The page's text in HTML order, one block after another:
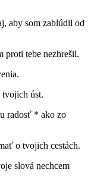
aby som zablúdil od
proti tebe nezhrešil.
úst.
radosť * ako zo
o tvojich cestách.
slová nechcem